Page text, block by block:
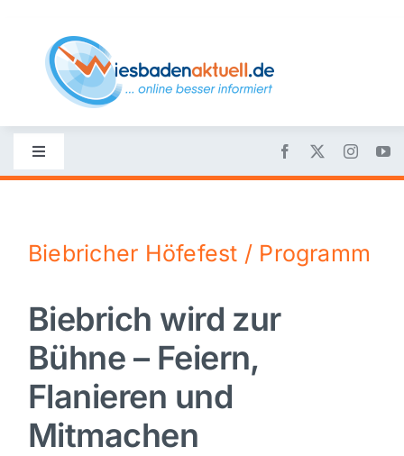
content
Toggle
Navigation
Nachrichten
Politik
Wirtschaft
Sport
Biebricher Höfefest / Programm
Biebrich wird zur
Bühne – Feiern,
Flanieren und
Mitmachen